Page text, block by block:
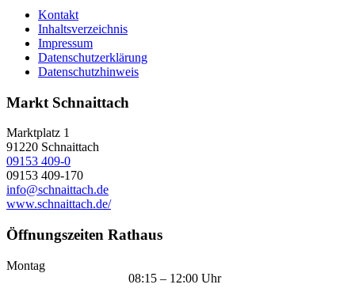
Kontakt
Inhaltsverzeichnis
Impressum
Datenschutzerklärung
Datenschutzhinweis
Markt Schnaittach
Marktplatz 1
91220 Schnaittach
09153 409-0
09153 409-170
info@schnaittach.de
www.schnaittach.de/
Öffnungszeiten Rathaus
Montag
08:15 – 12:00 Uhr